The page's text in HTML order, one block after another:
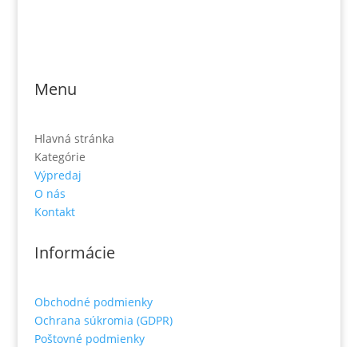
Menu
Hlavná stránka
Kategórie
Výpredaj
O nás
Kontakt
Informácie
Obchodné podmienky
Ochrana súkromia (GDPR)
Poštovné podmienky